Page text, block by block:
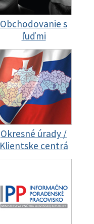
Obchodovanie s
ľuďmi
Okresné úrady /
Klientske centrá